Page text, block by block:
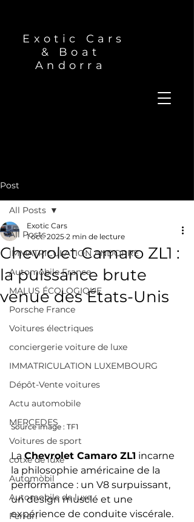
Exotic Cars
& Boat
Andorra
Post
All Posts
IMMATRICULATION ANDORRE
Automobile France
MALUS ÉCOLOGIQUE
Porsche France
Voitures électriques
conciergerie voiture de luxe
IMMATRICULATION LUXEMBOURG
Dépôt-Vente voitures
Actu automobile
MERCEDES
Voitures de sport
cotxe de luxe
Automòbil
Automobile de luxe
Ferrari
All Posts
Chevrolet Camaro ZL1 :
la puissance brute
venue des États-Unis
Exotic Cars
1 oct. 2025 2 min de lecture
Source image : TF1
La Chevrolet Camaro ZL1 incarne
la philosophie américaine de la
performance : un V8 surpuissant,
un design musclé et une
expérience de conduite viscérale.